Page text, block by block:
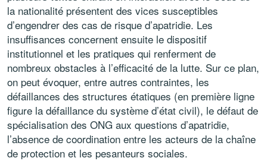
la nationalité présentent des vices susceptibles
d’engendrer des cas de risque d’apatridie. Les
insuffisances concernent ensuite le dispositif
institutionnel et les pratiques qui renferment de
nombreux obstacles à l’efficacité de la lutte. Sur ce plan,
on peut évoquer, entre autres contraintes, les
défaillances des structures étatiques (en première ligne
figure la défaillance du système d’état civil), le défaut de
spécialisation des ONG aux questions d’apatridie,
l’absence de coordination entre les acteurs de la chaîne
de protection et les pesanteurs sociales.